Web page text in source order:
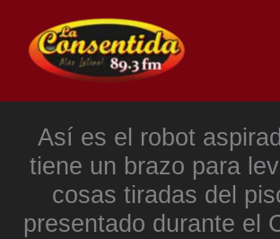
contenido
Así es el robot
tiene un brazo para
cosas tiradas del
presentado durante el